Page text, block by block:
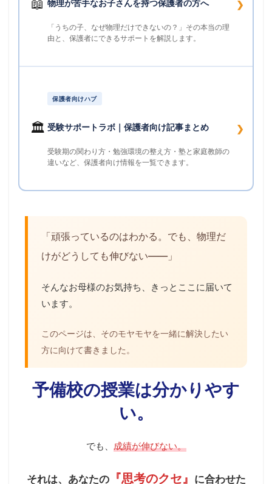
📖 物理が苦手なお子さんを持つ保護者の方へ
「うちの子、なぜ物理だけできないの？」その本当の理
由と、保護者にできるサポートを解説します。
❯
🏛
保護者向けハブ
受験サポートラボ｜保護者向け記事まとめ
受験期の関わり方・勉強環境の整え方・塾と家庭教師の
違いなど、保護者向け情報を一覧できます。
❯
「頑張っているのはわかる。でも、物理だ
けがどうしても伸びない——」
そんなお母様のお気持ち、きっとここに届いて
います。
このページは、そのモヤモヤを一緒に解決したい
方に向けて書きました。
予備校の授業は分かりやす
い。
でも、 成績が伸びない。
それは、あなたの『思考のクセ』 に合わせた